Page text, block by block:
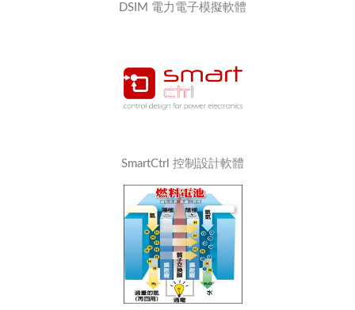
DSIM 電力電子模擬軟體
SmartCtrl 控制設計軟體